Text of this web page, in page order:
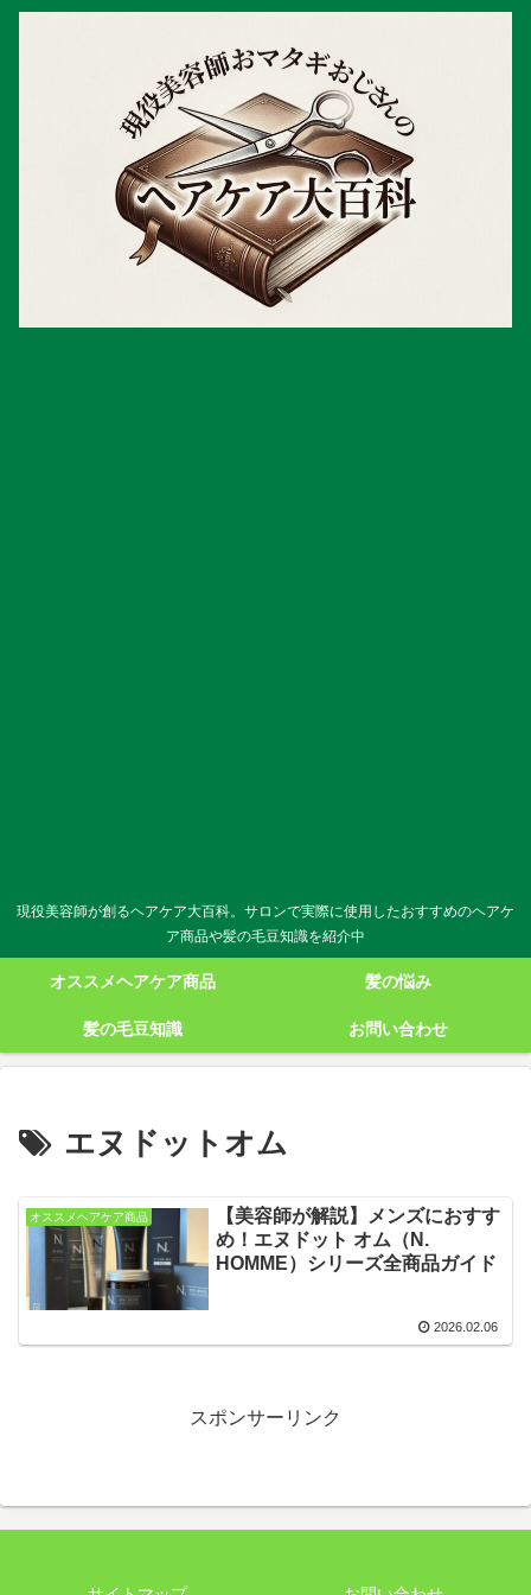
現役美容師が創るヘアケア大百科。サロンで実際に使用したおすすめのヘアケ
ア商品や髪の毛豆知識を紹介中
オススメヘアケア商品 髪の悩み
髪の毛豆知識 お問い合わせ
エヌドットオム
オススメヘアケア商品
【美容師が解説】メンズにおすす
め！エヌドット オム（N.
HOMME）シリーズ全商品ガイド
2026.02.06
スポンサーリンク